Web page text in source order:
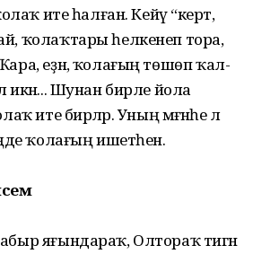
ите һал­ған. Кейәү “керт,
ҡо­лаҡтары һелкенеп тора,
еҙнә, ҡолағың төшөп ҡал­
икән... Шунан бирле йола
ите бирә­ләр. Уның мәғәнәһе лә
ҡолағың ишетһен.
яғындараҡ, Олтораҡ тигән